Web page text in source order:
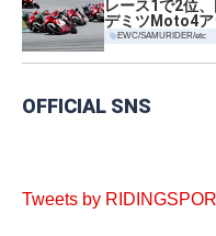
レース1で2位
デミツMoto4ア
EWC/SAMURIDER/etc
OFFICIAL SNS
Tweets by